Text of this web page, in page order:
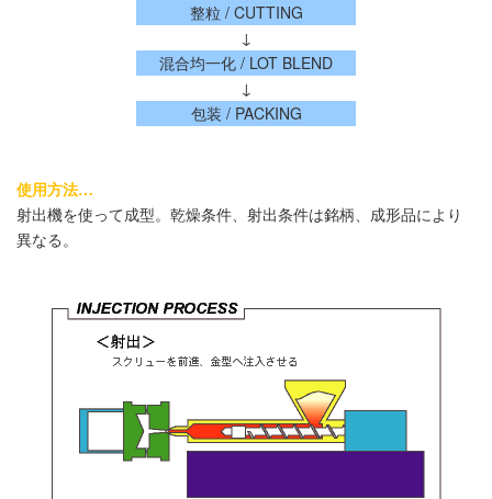
整粒 / CUTTING
↓
混合均一化 / LOT BLEND
↓
包装 / PACKING
使用方法…
射出機を使って成型。乾燥条件、射出条件は銘柄、成形品により
異なる。